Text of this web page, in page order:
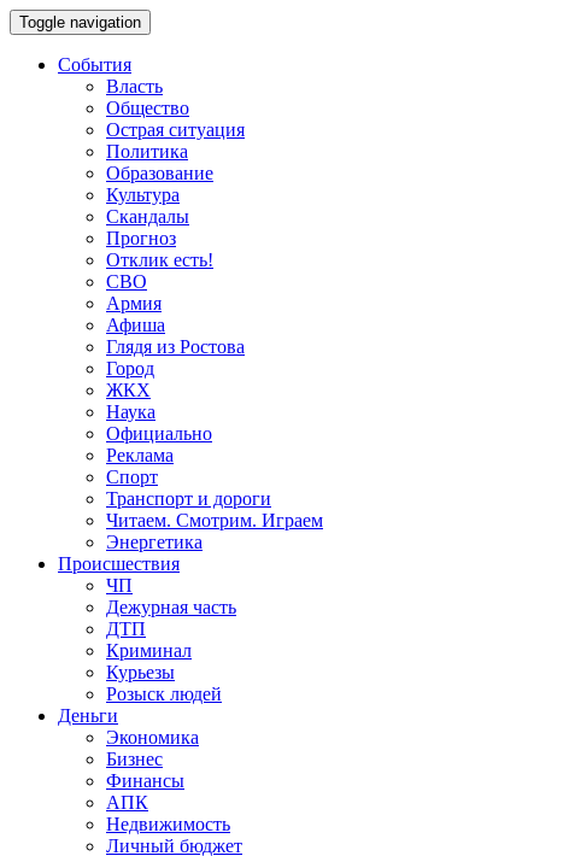
Toggle navigation
События
Власть
Общество
Острая ситуация
Политика
Образование
Культура
Скандалы
Прогноз
Отклик есть!
СВО
Армия
Афиша
Глядя из Ростова
Город
ЖКХ
Наука
Официально
Реклама
Спорт
Транспорт и дороги
Читаем. Смотрим. Играем
Энергетика
Происшествия
ЧП
Дежурная часть
ДТП
Криминал
Курьезы
Розыск людей
Деньги
Экономика
Бизнес
Финансы
АПК
Недвижимость
Личный бюджет